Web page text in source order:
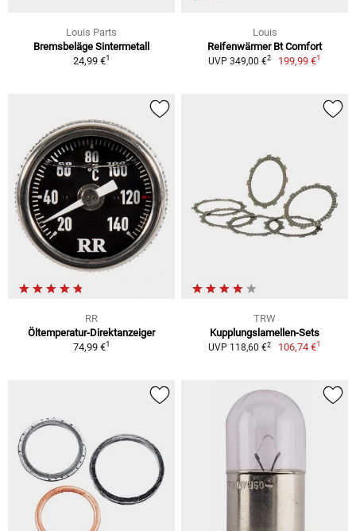
Louis Parts
Bremsbeläge Sintermetall
24,99 €1
Louis
Reifenwärmer Bt Comfort
UVP 349,00 €2 199,99 €1
RR
Öltemperatur-Direktanzeiger
74,99 €1
TRW
Kupplungslamellen-Sets
UVP 118,60 €2 106,74 €1